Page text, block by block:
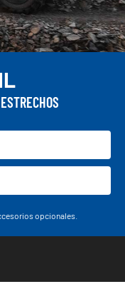
opcionales.